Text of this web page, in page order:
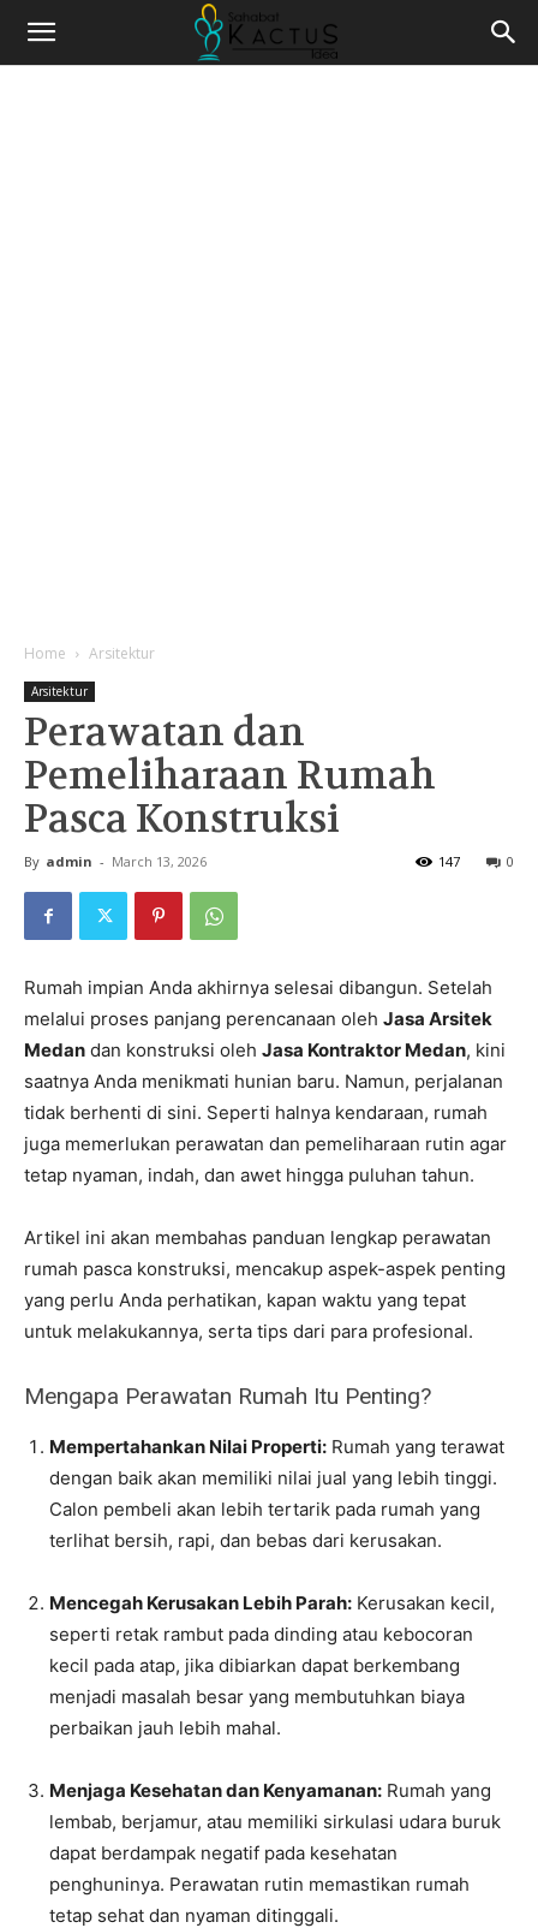
Home Arsitektur
Arsitektur
Perawatan dan
Pemeliharaan Rumah
Pasca Konstruksi
By admin - March 13, 2026 0
147
Rumah impian Anda akhirnya selesai dibangun. Setelah
melalui proses panjang perencanaan oleh Jasa Arsitek
Medan dan konstruksi oleh Jasa Kontraktor Medan, kini
saatnya Anda menikmati hunian baru. Namun, perjalanan
tidak berhenti di sini. Seperti halnya kendaraan, rumah
juga memerlukan perawatan dan pemeliharaan rutin agar
tetap nyaman, indah, dan awet hingga puluhan tahun.
Artikel ini akan membahas panduan lengkap perawatan
rumah pasca konstruksi, mencakup aspek-aspek penting
yang perlu Anda perhatikan, kapan waktu yang tepat
untuk melakukannya, serta tips dari para profesional.
Mengapa Perawatan Rumah Itu Penting?
Mempertahankan Nilai Properti: Rumah yang terawat
dengan baik akan memiliki nilai jual yang lebih tinggi.
Calon pembeli akan lebih tertarik pada rumah yang
terlihat bersih, rapi, dan bebas dari kerusakan.
Mencegah Kerusakan Lebih Parah: Kerusakan kecil,
seperti retak rambut pada dinding atau kebocoran
kecil pada atap, jika dibiarkan dapat berkembang
menjadi masalah besar yang membutuhkan biaya
perbaikan jauh lebih mahal.
Menjaga Kesehatan dan Kenyamanan: Rumah yang
lembab, berjamur, atau memiliki sirkulasi udara buruk
dapat berdampak negatif pada kesehatan
penghuninya. Perawatan rutin memastikan rumah
tetap sehat dan nyaman ditinggali.